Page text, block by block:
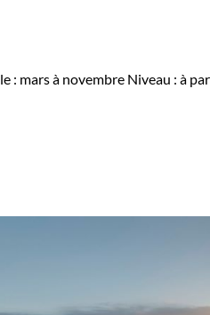
: mars à novembre Niveau : à